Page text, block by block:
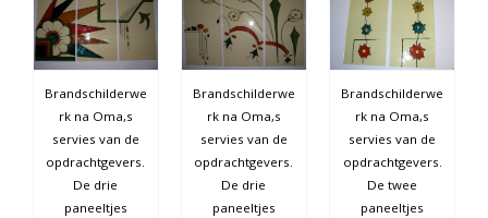
Brandschilderwe
rk na Oma,s
servies van de
opdrachtgevers.
De drie
paneeltjes
Brandschilderwe
rk na Oma,s
servies van de
opdrachtgevers.
De drie
paneeltjes
Brandschilderwe
rk na Oma,s
servies van de
opdrachtgevers.
De twee
paneeltjes